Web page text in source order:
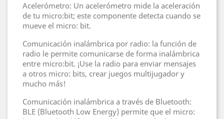
Acelerómetro: Un acelerómetro mide la aceleración
de tu micro:bit; este componente detecta cuando se
mueve el micro: bit.
Comunicación inalámbrica por radio: la función de
radio le permite comunicarse de forma inalámbrica
entre micro:bit. ¡Use la radio para enviar mensajes
a otros micro: bits, crear juegos multijugador y
mucho más!
Comunicación inalámbrica a través de Bluetooth:
BLE (Bluetooth Low Energy) permite que el micro: